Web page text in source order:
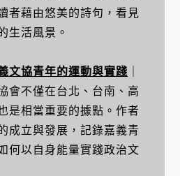
者藉由悠美的詩句，看見
生活風景。
文協青年的運動與實踐
會不僅在台北、台南、高
是相當重要的據點。作者
成立與發展，記錄嘉義青
何以自身能量實踐政治文